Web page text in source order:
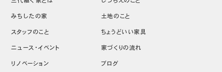
みちしたの家 土地のこと
スタッフのこと ちょうどいい家具
ニュース・イベント 家づくりの流れ
リノベーション ブログ